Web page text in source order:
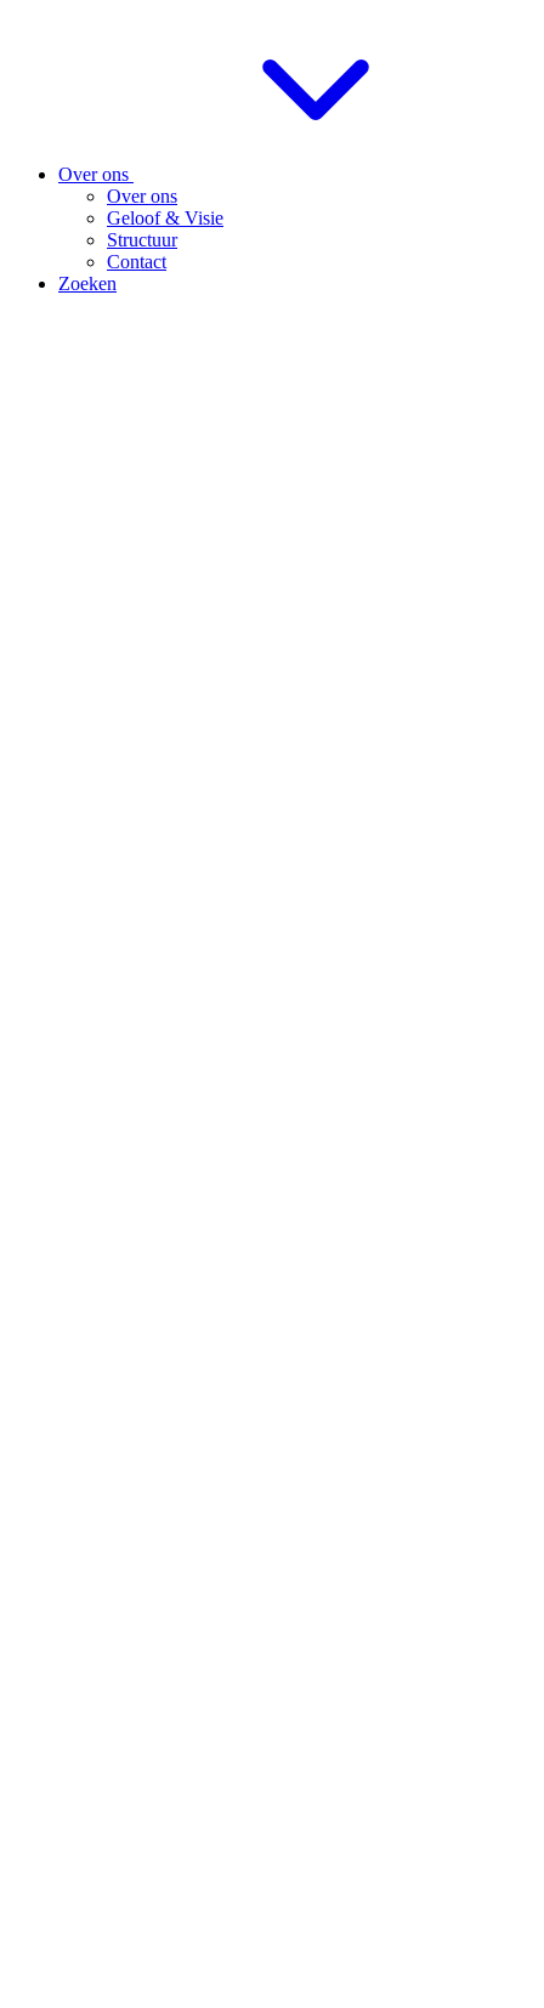
Over ons
Over ons
Geloof & Visie
Structuur
Contact
Zoeken